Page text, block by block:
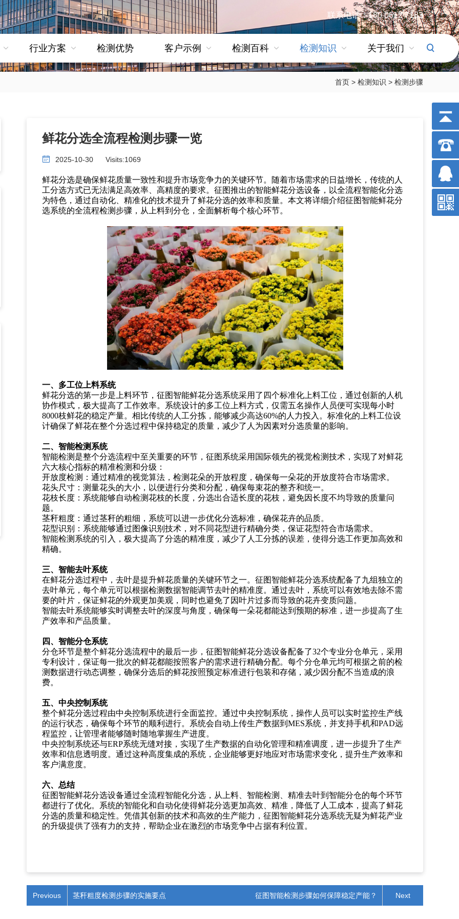
联系电话：180 0612 7183
行业方案 检测优势 客户示例 检测百科 检测知识 关于我们
首页 > 检测知识 > 检测步骤
鲜花分选全流程检测步骤一览
2025-10-30 Visits:1069
鲜花分选是确保鲜花质量一致性和提升市场竞争力的关键环节。随着市场需求的日益增长，传统的人
工分选方式已无法满足高效率、高精度的要求。征图推出的智能鲜花分选设备，以全流程智能化分选
为特色，通过自动化、精准化的技术提升了鲜花分选的效率和质量。本文将详细介绍征图智能鲜花分
选系统的全流程检测步骤，从上料到分仓，全面解析每个核心环节。
一、多工位上料系统
鲜花分选的第一步是上料环节，征图智能鲜花分选系统采用了四个标准化上料工位，通过创新的人机
协作模式，极大提高了工作效率。系统设计的多工位上料方式，仅需五名操作人员便可实现每小时
8000枝鲜花的稳定产量。相比传统的人工分拣，能够减少高达60%的人力投入。标准化的上料工位设
计确保了鲜花在整个分选过程中保持稳定的质量，减少了人为因素对分选质量的影响。
二、智能检测系统
智能检测是整个分选流程中至关重要的环节，征图系统采用国际领先的视觉检测技术，实现了对鲜花
六大核心指标的精准检测和分级：
开放度检测：通过精准的视觉算法，检测花朵的开放程度，确保每一朵花的开放度符合市场需求。
花头尺寸：测量花头的大小，以便进行分类和分配，确保每束花的整齐和统一。
花枝长度：系统能够自动检测花枝的长度，分选出合适长度的花枝，避免因长度不均导致的质量问
题。
茎秆粗度：通过茎秆的粗细，系统可以进一步优化分选标准，确保花卉的品质。
花型识别：系统能够通过图像识别技术，对不同花型进行精确分类，保证花型符合市场需求。
智能检测系统的引入，极大提高了分选的精准度，减少了人工分拣的误差，使得分选工作更加高效和
精确。
三、智能去叶系统
在鲜花分选过程中，去叶是提升鲜花质量的关键环节之一。征图智能鲜花分选系统配备了九组独立的
去叶单元，每个单元可以根据检测数据智能调节去叶的精准度。通过去叶，系统可以有效地去除不需
要的叶片，保证鲜花的外观更加美观，同时也避免了因叶片过多而导致的花卉变质问题。
智能去叶系统能够实时调整去叶的深度与角度，确保每一朵花都能达到预期的标准，进一步提高了生
产效率和产品质量。
四、智能分仓系统
分仓环节是整个鲜花分选流程中的最后一步，征图智能鲜花分选设备配备了32个专业分仓单元，采用
专利设计，保证每一批次的鲜花都能按照客户的需求进行精确分配。每个分仓单元均可根据之前的检
测数据进行动态调整，确保分选后的鲜花按照预定标准进行包装和存储，减少因分配不当造成的浪
费。
五、中央控制系统
整个鲜花分选过程由中央控制系统进行全面监控。通过中央控制系统，操作人员可以实时监控生产线
的运行状态，确保每个环节的顺利进行。系统会自动上传生产数据到 MES系统，并支持手机和PAD远
程监控，让管理者能够随时随地掌握生产进度。
中央控制系统还与ERP系统无缝对接，实现了生产数据的自动化管理和精准调度，进一步提升了生产
效率和信息透明度。通过这种高度集成的系统，企业能够更好地应对市场需求变化，提升生产效率和
客户满意度。
六、总结
征图智能鲜花分选设备通过全流程智能化分选，从上料、智能检测、精准去叶到智能分仓的每个环节
都进行了优化。系统的智能化和自动化使得鲜花分选更加高效、精准，降低了人工成本，提高了鲜花
分选的质量和稳定性。凭借其创新的技术和高效的生产能力，征图智能鲜花分选系统无疑为鲜花产业
的升级提供了强有力的支持，帮助企业在激烈的市场竞争中占据有利位置。
Previous 茎秆粗度检测步骤的实施要点 征图智能检测步骤如何保障稳定产能？ Next